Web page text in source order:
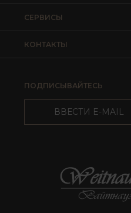
КОНТАКТЫ
СЕРВИСЫ
ПОДПИСЫВАЙТЕСЬ
ВВЕСТИ E-MAIL